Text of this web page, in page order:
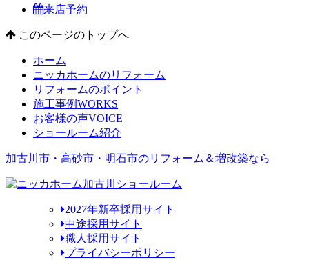
来店予約
このページのトップへ
ホーム
ニッカホームのリフォーム
リフォームのポイント
施工事例WORKS
お客様の声VOICE
ショールーム紹介
加古川市・高砂市・明石市のリフォーム＆増改築なら
2027年新卒採用サイト
中途採用サイト
職人採用サイト
プライバシーポリシー